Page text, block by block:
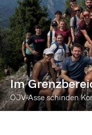
Im
ÖJV-Asse schinden